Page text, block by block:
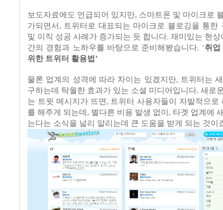
보도자료에도 언급되어 있지만, 스마트폰 및 마이크로
가되면서 , 트위터로 대표되는 마이크로 블로깅을 통한
및 이직 성공 사례가 증가되는 듯 합니다. 재미있는 현상
간의 경험과 노하우를 바탕으로 준비해봤습니다. ‘취업
위한 트위터 활용법 ’
물론 업계의 성격에 따라 차이는 있겠지만, 트위터는
구하는데 탁월한 효과가 있는 소셜 미디어입니다. 새로
는 트윗 메시지가 뜨면, 트위터 사용자들이 자발적으로
를 해주게 되는데 , 별다른 비용 발생 없이 , 타겟 업계에
는다는 소식을 널리 알리는데 큰 도움을 받게 되는 것이